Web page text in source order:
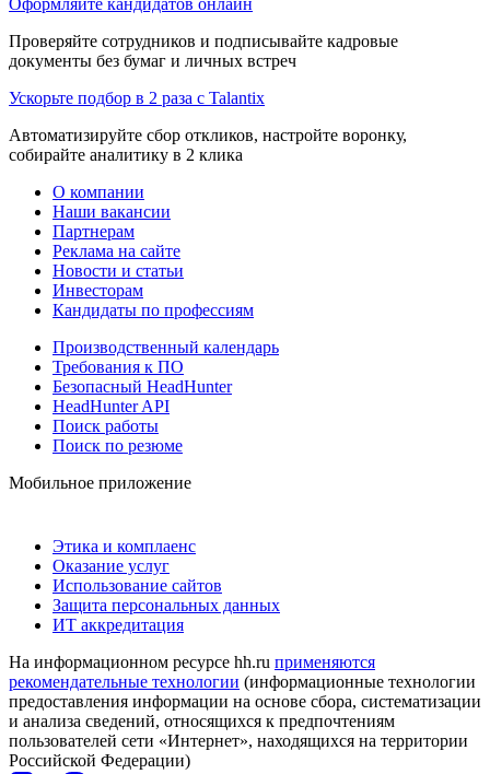
Проверяйте сотрудников и подписывайте кадровые
документы без бумаг и личных встреч
Ускорьте подбор в 2 раза с Talantix
Автоматизируйте сбор откликов, настройте воронку,
собирайте аналитику в 2 клика
О компании
Наши вакансии
Партнерам
Реклама на сайте
Новости и статьи
Инвесторам
Кандидаты по профессиям
Производственный календарь
Требования к ПО
Безопасный HeadHunter
HeadHunter API
Поиск работы
Поиск по резюме
Мобильное приложение
Этика и комплаенс
Оказание услуг
Использование сайтов
Защита персональных данных
ИТ аккредитация
На информационном ресурсе hh.ru применяются
рекомендательные технологии (информационные технологии
предоставления информации на основе сбора, систематизации
и анализа сведений, относящихся к предпочтениям
пользователей сети «Интернет», находящихся на территории
Российской Федерации)